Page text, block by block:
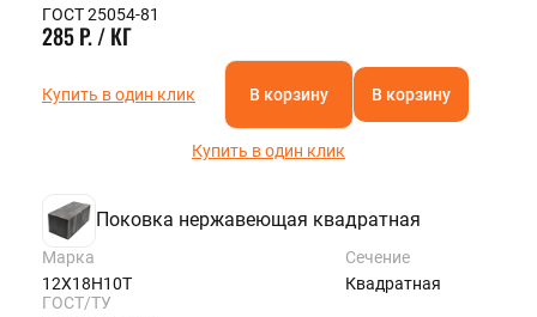
ГОСТ 25054-81
285 Р. / КГ
Купить в один клик В корзину В корзину
Купить в один клик
Поковка нержавеющая квадратная
Марка
12Х18Н10Т
Сечение
Квадратная
ГОСТ/ТУ